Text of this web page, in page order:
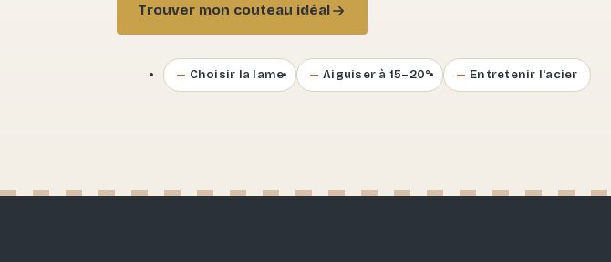
Trouver mon couteau idéal
Choisir la lame Aiguiser à 15–20° Entretenir l'acier